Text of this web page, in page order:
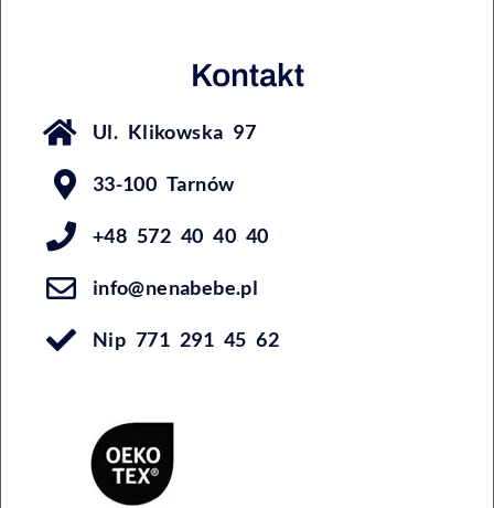
Kontakt
Ul. Klikowska 97
33-100 Tarnów
+48 572 40 40 40
info@nenabebe.pl
Nip 771 291 45 62